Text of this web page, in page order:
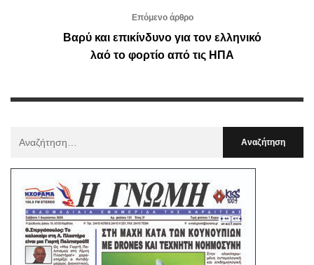
Επόμενο άρθρο
Βαρύ και επικίνδυνο για τον ελληνικό
λαό το φορτίο από τις ΗΠΑ
: